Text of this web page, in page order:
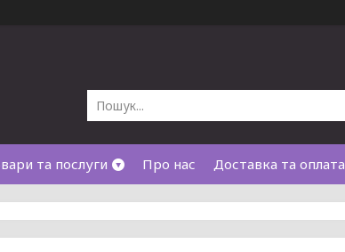
та послуги Про нас Доставка та оплата